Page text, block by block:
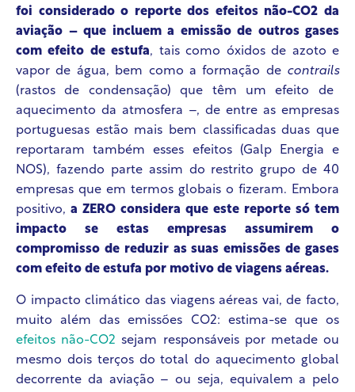
foi considerado o reporte dos efeitos não-CO2 da
aviação – que incluem a emissão de outros gases
com efeito de estufa, tais como óxidos de azoto e
vapor de água, bem como a formação de contrails
(rastos de condensação) que têm um efeito de
aquecimento da atmosfera –, de entre as empresas
portuguesas estão mais bem classificadas duas que
reportaram também esses efeitos (Galp Energia e
NOS), fazendo parte assim do restrito grupo de 40
empresas que em termos globais o fizeram. Embora
positivo, a ZERO considera que este reporte só tem
impacto se estas empresas assumirem o
compromisso de reduzir as suas emissões de gases
com efeito de estufa por motivo de viagens aéreas.
O impacto climático das viagens aéreas vai, de facto,
muito além das emissões CO2: estima-se que os
efeitos não-CO2 sejam responsáveis por metade ou
mesmo dois terços do total do aquecimento global
decorrente da aviação – ou seja, equivalem a pelo